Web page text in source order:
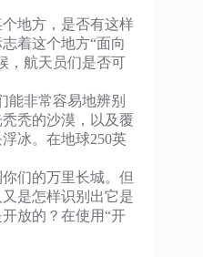
地方，是否有这样
着这个地方“面向
，航天员们是否可
能非常容易地辨别
秃的沙漠，以及覆
冰。在地球250英
们的万里长城。但
是怎样识别出它是
放的？在使用“开